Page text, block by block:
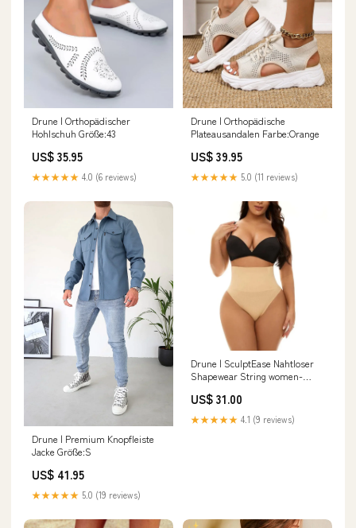
Drune | Orthopädischer
Hohlschuh Größe:43
US$ 35.95
★★★★★ 4.0 (6 reviews)
Drune | Orthopädische
Plateausandalen Farbe:Orange
US$ 39.95
★★★★★ 5.0 (11 reviews)
Drune | Premium Knopfleiste
Jacke Größe:S
US$ 41.95
★★★★★ 5.0 (19 reviews)
Drune | SculptEase Nahtloser
Shapewear String women-
US$ 31.00
★★★★★ 4.1 (9 reviews)